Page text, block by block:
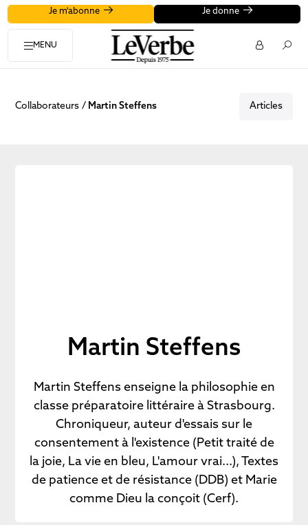
Je m'abonne Je donne
MENU
Collaborateurs Martin Steffens Articles
Martin Steffens
Martin Steffens enseigne la philosophie en
classe préparatoire littéraire à Strasbourg.
Chroniqueur, auteur d'essais sur le
consentement à l'existence (Petit traité de
la joie, La vie en bleu, L'amour vrai...), Textes
de patience et de résistance (DDB) et Marie
comme Dieu la conçoit (Cerf).